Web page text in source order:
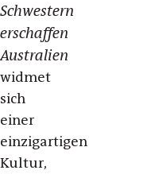
Schwestern
erschaffen
Australien
widmet
sich
einer
einzigartigen
Kultur,